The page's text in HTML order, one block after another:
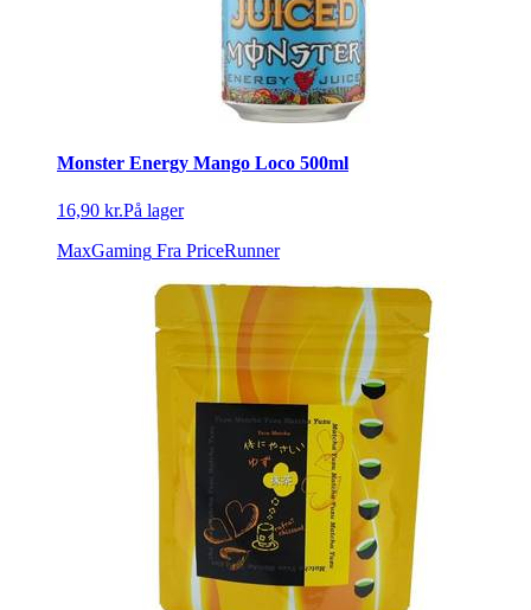
Monster Energy Mango Loco 500ml
16,90 kr.På lager
MaxGaming Fra PriceRunner